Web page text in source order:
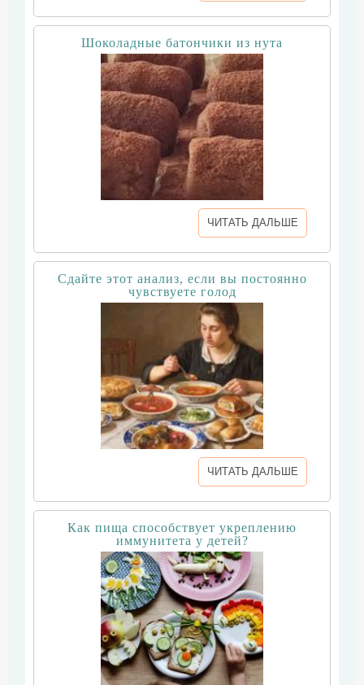
Шоколадные батончики из нута
ЧИТАТЬ ДАЛЬШЕ
Сдайте этот анализ, если вы постоянно
чувствуете голод
ЧИТАТЬ ДАЛЬШЕ
Как пища способствует укреплению
иммунитета у детей?